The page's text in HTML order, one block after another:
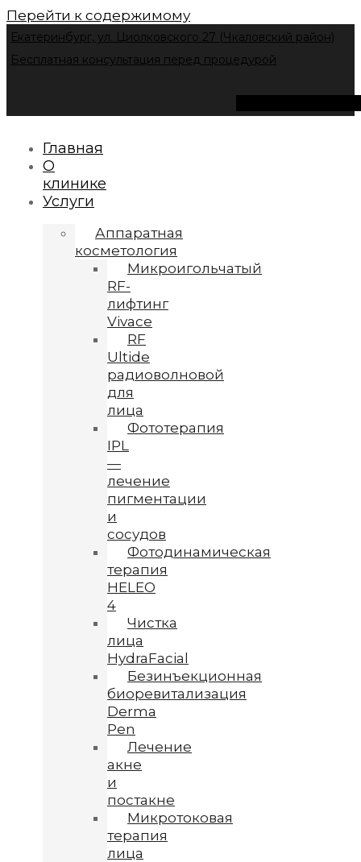
Перейти к содержимому
Екатеринбург, ул. Циолковского 27 (Чкаловский район)
Бесплатная консультация перед процедурой
Главная
О
клинике
Услуги
Аппаратная
косметология
Микроигольчатый
RF-
лифтинг
Vivace
RF
Ultide
радиоволновой
для
лица
Фототерапия
IPL
—
лечение
пигментации
и
сосудов
Фотодинамическая
терапия
HELEO
4
Чистка
лица
HydraFacial
Безинъекционная
биоревитализация
Derma
Pen
Лечение
акне
и
постакне
Микротоковая
терапия
лица